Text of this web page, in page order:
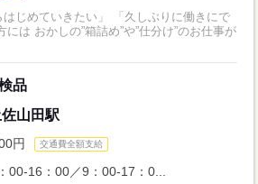
はじめていきたい」 「久しぶりに働きにで
品
山田駅
円 交通費全額支給
00-16：00／9：00-17：0...